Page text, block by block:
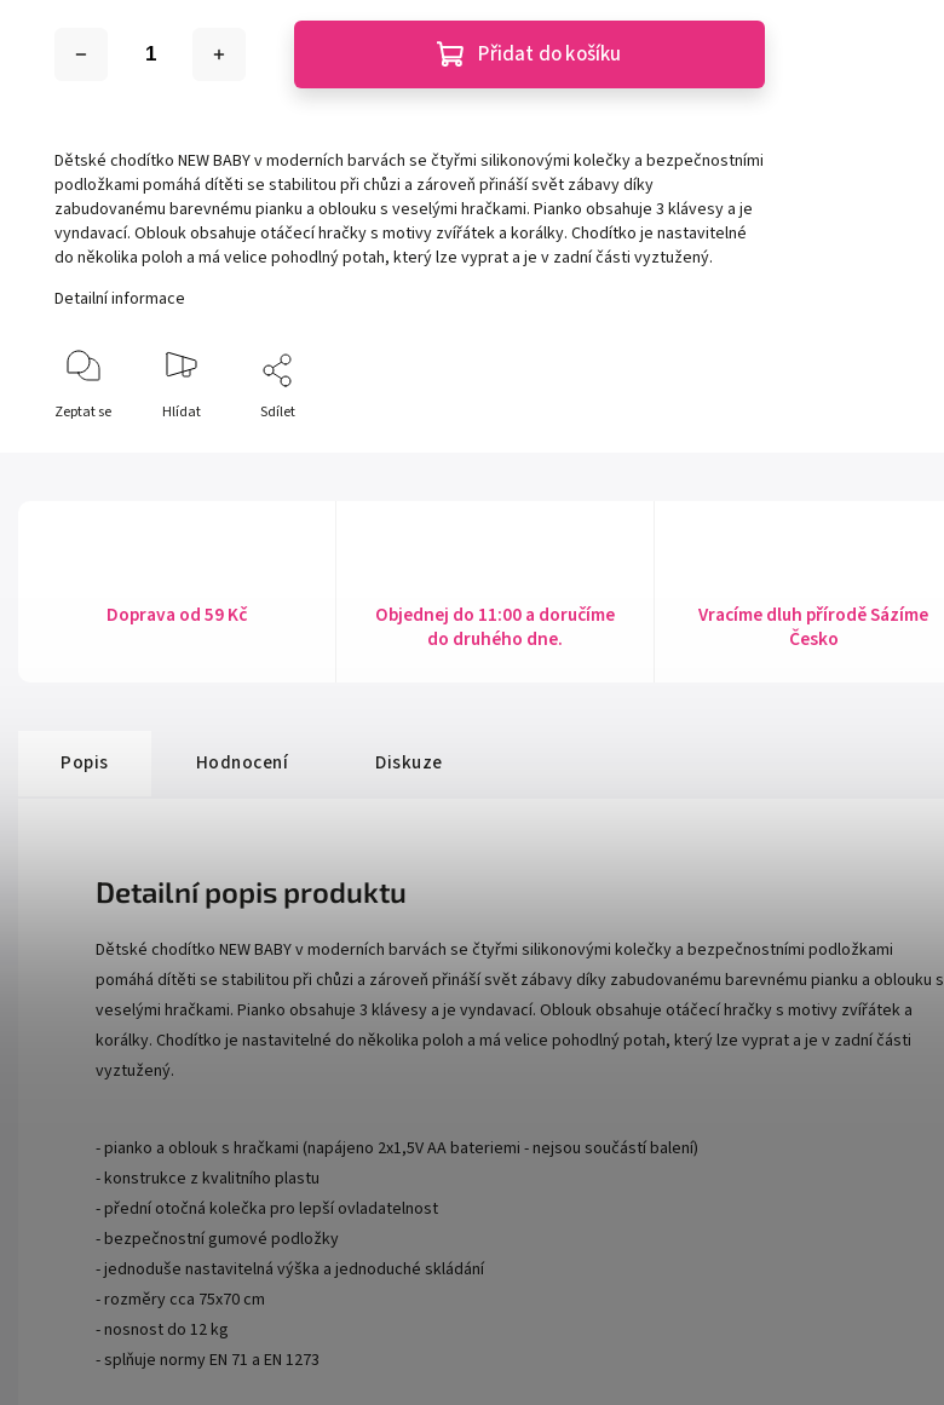
Přidat do košíku
Dětské chodítko NEW BABY v moderních barvách se čtyřmi silikonovými kolečky a bezpečnostními
podložkami pomáhá dítěti se stabilitou při chůzi a zároveň přináší svět zábavy díky
zabudovanému barevnému pianku a oblouku s veselými hračkami. Pianko obsahuje 3 klávesy a je
vyndavací. Oblouk obsahuje otáčecí hračky s motivy zvířátek a korálky. Chodítko je nastavitelné
do několika poloh a má velice pohodlný potah, který lze vyprat a je v zadní části vyztužený.
Detailní informace
Zeptat se Hlídat Sdílet
Doprava od 59 Kč
Objednej do 11:00 a doručíme
do druhého dne.
Vracíme dluh přírodě Sázíme
Česko
Popis Hodnocení Diskuze
Detailní popis produktu
Dětské chodítko NEW BABY v moderních barvách se čtyřmi silikonovými kolečky a bezpečnostními podložkami
pomáhá dítěti se stabilitou při chůzi a zároveň přináší svět zábavy díky zabudovanému barevnému pianku a oblouku s
veselými hračkami. Pianko obsahuje 3 klávesy a je vyndavací. Oblouk obsahuje otáčecí hračky s motivy zvířátek a
korálky. Chodítko je nastavitelné do několika poloh a má velice pohodlný potah, který lze vyprat a je v zadní části
vyztužený.
- pianko a oblouk s hračkami (napájeno 2x1,5V AA bateriemi - nejsou součástí balení)
- konstrukce z kvalitního plastu
- přední otočná kolečka pro lepší ovladatelnost
- bezpečnostní gumové podložky
- jednoduše nastavitelná výška a jednoduché skládání
- rozměry cca 75x70 cm
- nosnost do 12 kg
- splňuje normy EN 71 a EN 1273